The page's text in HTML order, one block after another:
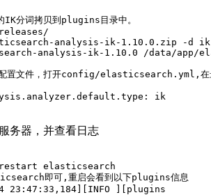
IK分词拷贝到plugins目录中。
analysis-ik-1.10.0.zip -d ik
analysis-ik-1.10.0 /data/app/
置文件，打开config/elasticsearch.yml,在
ik
务器，并查看日志
elasticsearch
即可,重启会看到以下plugins信息
14 23:47:33,184][INFO ][plugins